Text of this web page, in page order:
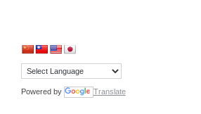
Powered by Translate